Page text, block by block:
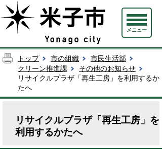
メニュー
トップ 市の組織
市民生活部
クリーン推進課
その他のお知らせ
リサイクルプラザ「再生工房」を利用するか
たへ
リサイクルプラザ「再生工房」を
利用するかたへ